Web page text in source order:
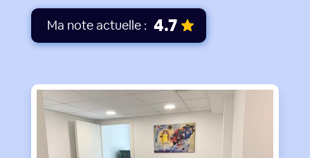
Ma note actuelle : 4.7